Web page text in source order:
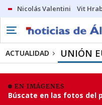
Nicolás Valentini Vit
ACTUALIDAD UNIÓN
EN IMÁGENES
Búscate en las fotos del